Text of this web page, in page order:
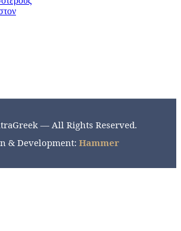
— All Rights Reserved.
& Development: Hammer